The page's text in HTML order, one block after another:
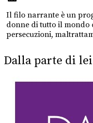
Il filo narrante è un
donne di tutto il mondo
persecuzioni,
Dalla parte di lei